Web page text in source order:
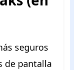
seguros
de pantalla